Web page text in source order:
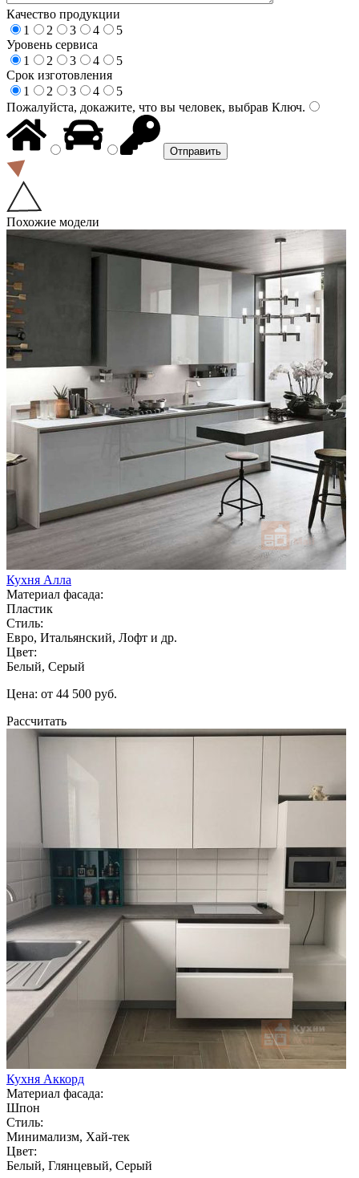
Качество продукции
1
2 3 4
5
Уровень сервиса
1
2 3 4
5
Срок изготовления
1
2 3 4
5
Пожалуйста, докажите, что вы человек, выбрав Ключ.
Похожие модели
Кухня Алла
Материал фасада:
Пластик
Стиль:
Евро, Итальянский, Лофт и др.
Цвет:
Белый, Серый
Цена: от 44 500 руб.
Рассчитать
Кухня Аккорд
Материал фасада:
Шпон
Стиль:
Минимализм, Хай-тек
Цвет:
Белый, Глянцевый, Серый